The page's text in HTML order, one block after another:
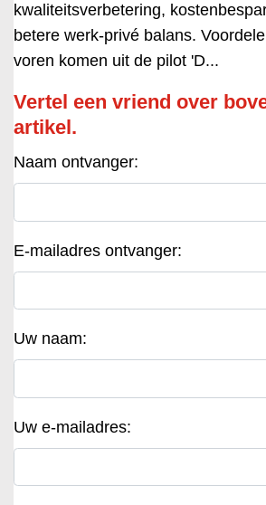
kwaliteitsverbetering,
betere werk-privé balans.
voren komen uit de pilot 'D...
Vertel een vriend over
artikel.
Naam ontvanger:
E-mailadres ontvanger:
Uw naam:
Uw e-mailadres: